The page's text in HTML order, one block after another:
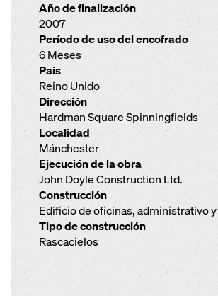
Año de finalización
2007
Período de uso del encofrado
6 Meses
País
Reino Unido
Dirección
Hardman Square Spinningfields
Localidad
Mánchester
Ejecución de la obra
John Doyle Construction Ltd.
Construcción
Edificio de oficinas, administrativo
Tipo de construcción
Rascacielos